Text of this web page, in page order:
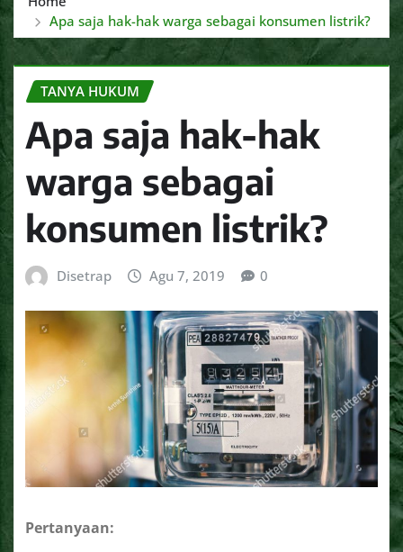
Apa saja hak-hak warga sebagai konsumen listrik?
TANYA HUKUM
Apa saja hak-hak
warga sebagai
konsumen listrik?
Disetrap Agu 7, 2019 0
Pertanyaan: